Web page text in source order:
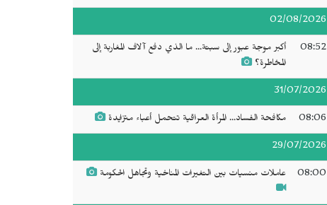
02/08/2026
08:52
أكبر موجة عبور إلى سبتة... ما الذي دفع آلاف المغاربة إلى
المخاطرة؟
31/07/2026
08:06 مكافحة الفساد... المرأة العراقية تتحمل أعباء متزايدة
29/07/2026
08:00 عاملات منسيات بين التغيرات المناخية وتجاهل الحكومة